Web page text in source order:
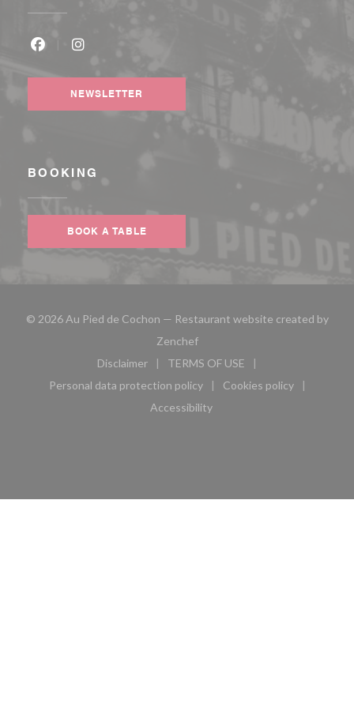
NEWSLETTER
BOOKING
BOOK A TABLE
© 2026 Au Pied de Cochon — Restaurant website created by
Zenchef((opens in a new window))
Disclaimer
((opens in a new window))
TERMS OF USE
((opens in a new window))
Personal data protection policy
((opens in a new window))
Cookies policy
((opens in a new
Accessibility
((opens in a new window))